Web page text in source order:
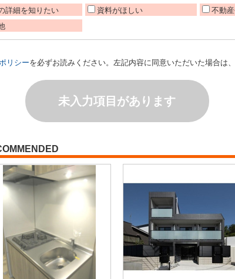
詳細を知りたい 資料がほしい
不動
リシーを必ずお読みください。左記内容に同意いただいた場合は
未入力項目があります